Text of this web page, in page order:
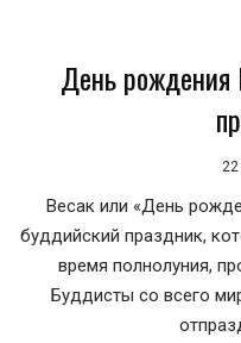
День
Весак или «День
буддийский праздник,
время полнолуния,
Буддисты со всего